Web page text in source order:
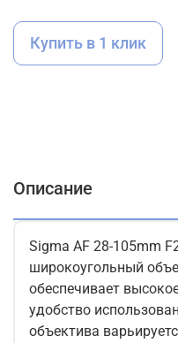
Купить в 1 клик
Описание
Sigma AF 28-105mm
широкоугольный
обеспечивает
удобство использования. Фокусное
объектива